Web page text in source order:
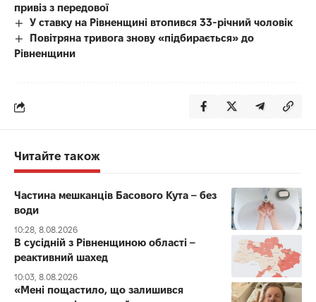
привіз з передової
У ставку на Рівненщині втопився 33-річний чоловік
Повітряна тривога знову «підбирається» до
Рівненщини
Читайте також
Частина мешканців Басового Кута – без
води
10:28, 8.08.2026
В сусідній з Рівненщиною області –
реактивний шахед
10:03, 8.08.2026
«Мені пощастило, що залишився